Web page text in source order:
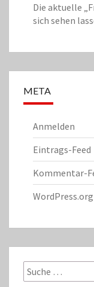
Die aktuelle
sich sehen
META
Anmelden
Eintrags-Feed
Kommentar-
WordPress.org
Suche
nach: